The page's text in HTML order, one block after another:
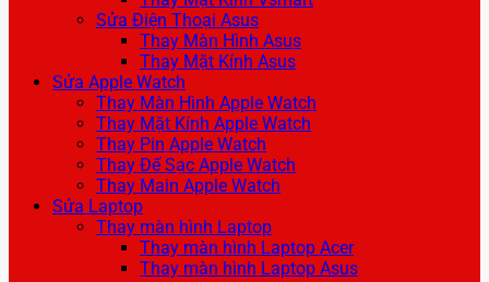
Sửa Điện Thoại Asus
Thay Màn Hình Asus
Thay Mặt Kính Asus
Sửa Apple Watch
Thay Màn Hình Apple Watch
Thay Mặt Kính Apple Watch
Thay Pin Apple Watch
Thay Đế Sạc Apple Watch
Thay Main Apple Watch
Sửa Laptop
Thay màn hình Laptop
Thay màn hình Laptop Acer
Thay màn hình Laptop Asus